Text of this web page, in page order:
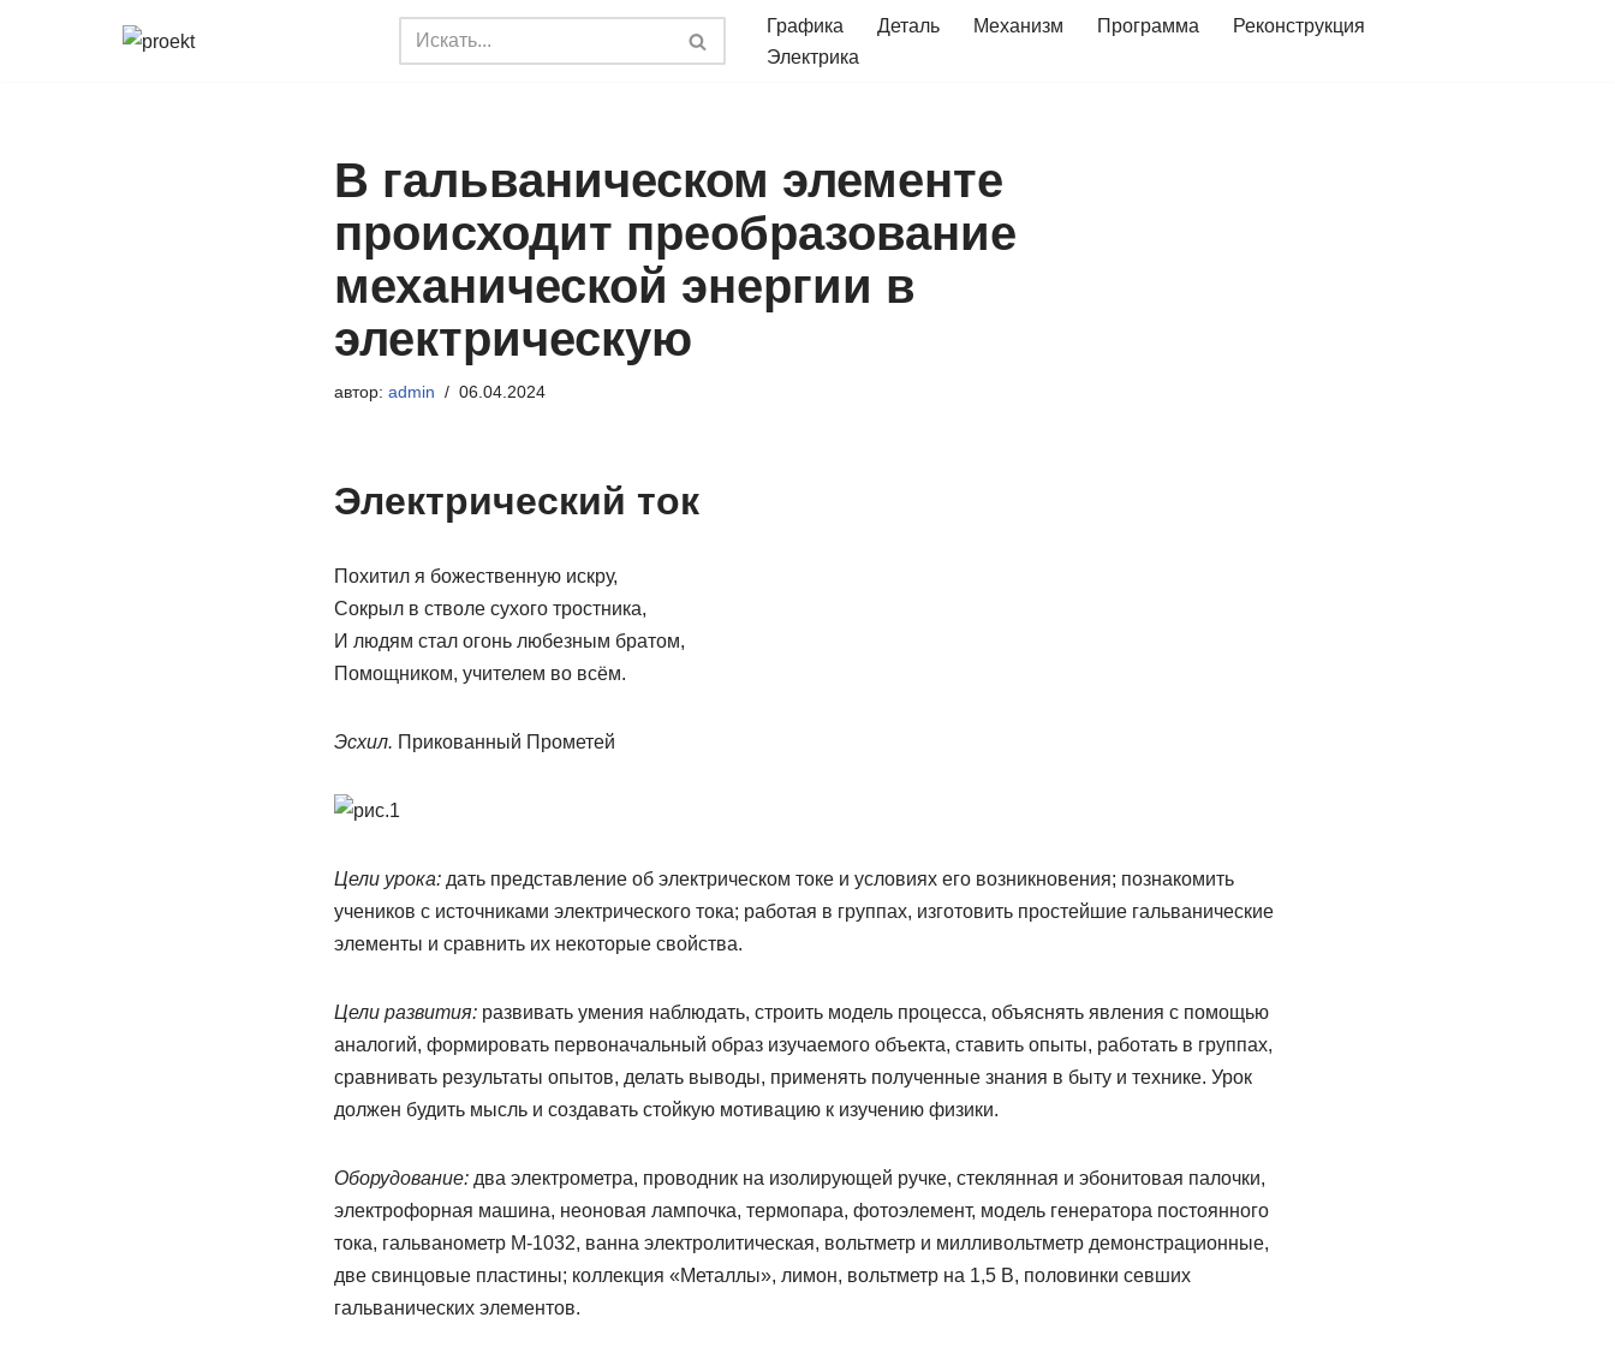
Графика Деталь Механизм Программа
Реконструкция
Электрика
В гальваническом элементе
происходит преобразование
механической энергии в
электрическую
автор: admin 06.04.2024
Электрический ток
Похитил я божественную искру,
Сокрыл в стволе сухого тростника,
И людям стал огонь любезным братом,
Помощником, учителем во всём.
Эсхил. Прикованный Прометей
Цели урока:дать представление об электрическом токе и условиях его возникновения; познакомить
учеников с источниками электрического тока; работая в группах, изготовить простейшие гальванические
элементы и сравнить их некоторые свойства.
Цели развития:развивать умения наблюдать, строить модель процесса, объяснять явления с помощью
аналогий, формировать первоначальный образ изучаемого объекта, ставить опыты, работать в группах,
сравнивать результаты опытов, делать выводы, применять полученные знания в быту и технике. Урок
должен будить мысль и создавать стойкую мотивацию к изучению физики.
Оборудование:два электрометра, проводник на изолирующей ручке, стеклянная и эбонитовая палочки,
электрофорная машина, неоновая лампочка, термопара, фотоэлемент, модель генератора постоянного
тока, гальванометр М-1032, ванна электролитическая, вольтметр и милливольтметр демонстрационные,
две свинцовые пластины; коллекция «Металлы», лимон, вольтметр на 1,5 В, половинки севших
гальванических элементов.